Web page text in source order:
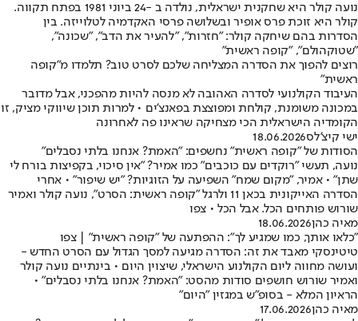
נועה קולר היא שחקנית ישראלית, נולדה ב -24 ביוני 1981 בפתח תקווה.
קולר היא זוכת פרס אופיר ובשלושה פרסי האקדמיה לטלוייזה. בין
הסדרות בהם שיחקה קולר: "חזרות", "להעיר את הדב", "שכונה",
"שטוקהולם", "קופה ראשית"
רוצים להפוך את הסדרה המצליחה שלכם לסרט טוב? תלמדו מ"קופה
ראשית"
העיבוד הקולנועי לסדרה האהובה לא מנסה להיות מהפכני, אבל מדובר
במכונה משומנת, קולחת ומפוצצת בפאנצ'ים • למרות תוכן שיווקי מציק, זו
הקומדיה הישראלית הכי מצחיקה שראינו פה לאחרונה
ישי קיצ'לס18.06.2026
הסודות של "קופה ראשית" נחשפים: "האמת? אנחנו בלתי נסבלים"
נועה, תעשי "רוקדים עם כוכבים" כמו אמיר? "אין סיכוי, בקפיצות בורח לי
שתן" • אמיר, "מקום שמח" השפיעה על הזוגיות? "יש שיפור" • אחרי
הסדרה האייקונית בכאן 11 ולרגל "קופה ראשית: הסרט", נועה קולר ואמיר
שורוש פותחים הכל. אבל הכל • צפו
מאיה כהן18.06.2026
"כלאו אותך, כמו שמגיע לך": ההפתעה של "קופה ראשית" | צפו
טיטינסקי מאבד את זה: הסדרה מגיעה למסך הגדול עם הסרט החדש -
ועושה מחווה ליום הקולנוע הישראלי, שיצוין היום • בינתיים נועה קולר
ואמיר שורוש חושפים סודות מהסט: "האמת? אנחנו בלתי נסבלים" •
הראיון המלא - בסופ"ש במגזין "היום"
מאיה כהן17.06.2026